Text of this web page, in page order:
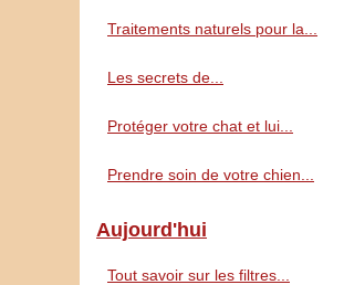
Traitements naturels pour la...
Les secrets de...
Protéger votre chat et lui...
Prendre soin de votre chien...
Aujourd'hui
Tout savoir sur les filtres...